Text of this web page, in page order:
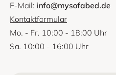
E-Mail: info@mysofabed.de
Kontaktformular
Mo. - Fr. 10:00 - 18:00 Uhr
Sa. 10:00 - 16:00 Uhr